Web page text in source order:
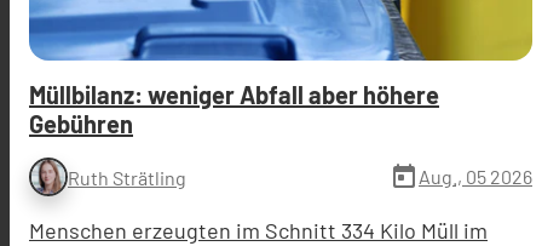
Müllbilanz: weniger Abfall aber höhere
Gebühren
Ruth Strätling today Aug., 05 2026
Menschen erzeugten im Schnitt 334 Kilo Müll im